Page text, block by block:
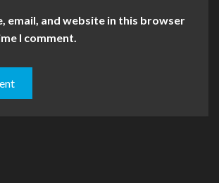
email, and website in this browser
I comment.